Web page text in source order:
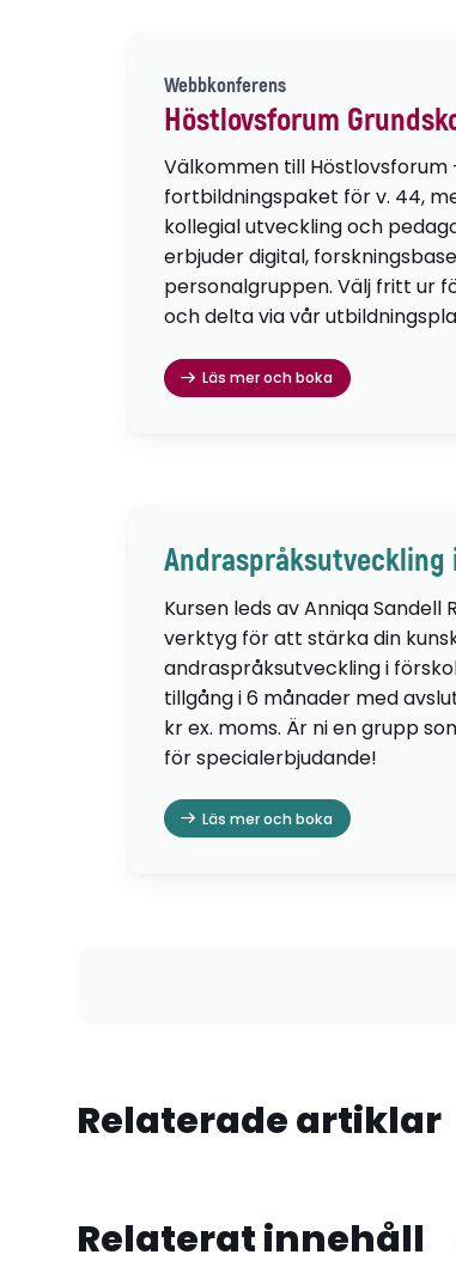
Webbkonferens
Höstlovsforum
Välkommen till Höstlovsforum
fortbildningspaket för v. 44,
kollegial utveckling och
erbjuder digital,
personalgruppen. Välj fritt ur
och delta via vår
Läs mer och boka
Andraspråksutveckling
Kursen leds av Anniqa
verktyg för att stärka din
andraspråksutveckling i
tillgång i 6 månader med
kr ex. moms. Är ni en grupp
för specialerbjudande!
Läs mer och boka
Relaterade artiklar
Relaterat innehåll